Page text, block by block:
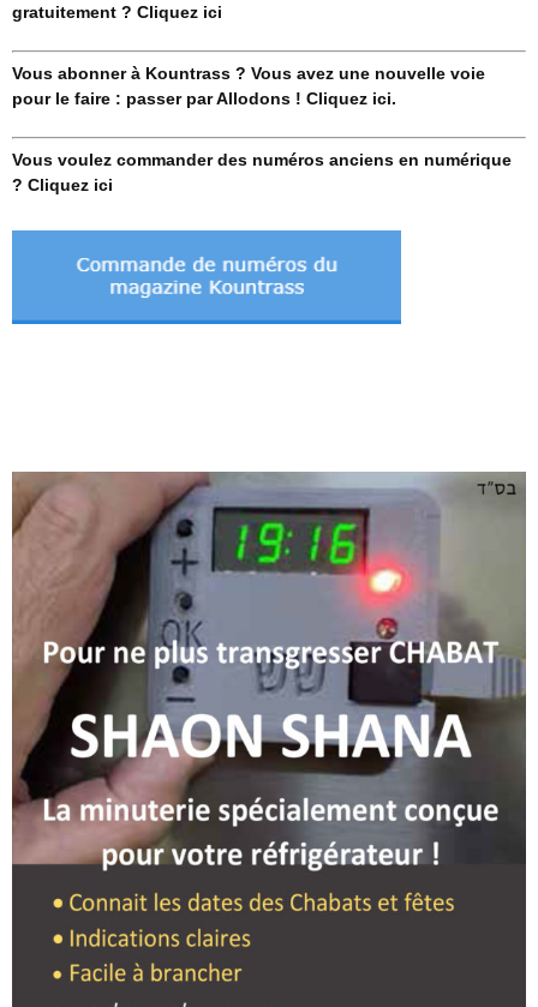
gratuitement ? Cliquez ici
Vous abonner à Kountrass ? Vous avez une nouvelle voie
pour le faire : passer par Allodons ! Cliquez ici.
Vous voulez commander des numéros anciens en numérique
? Cliquez ici